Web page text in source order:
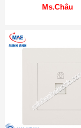
Ms.Châu